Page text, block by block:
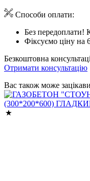
Способи оплати:
Без передоплати!
Фіксуємо ціну на
Безкоштовна
Отримати консультацію
Вас також може